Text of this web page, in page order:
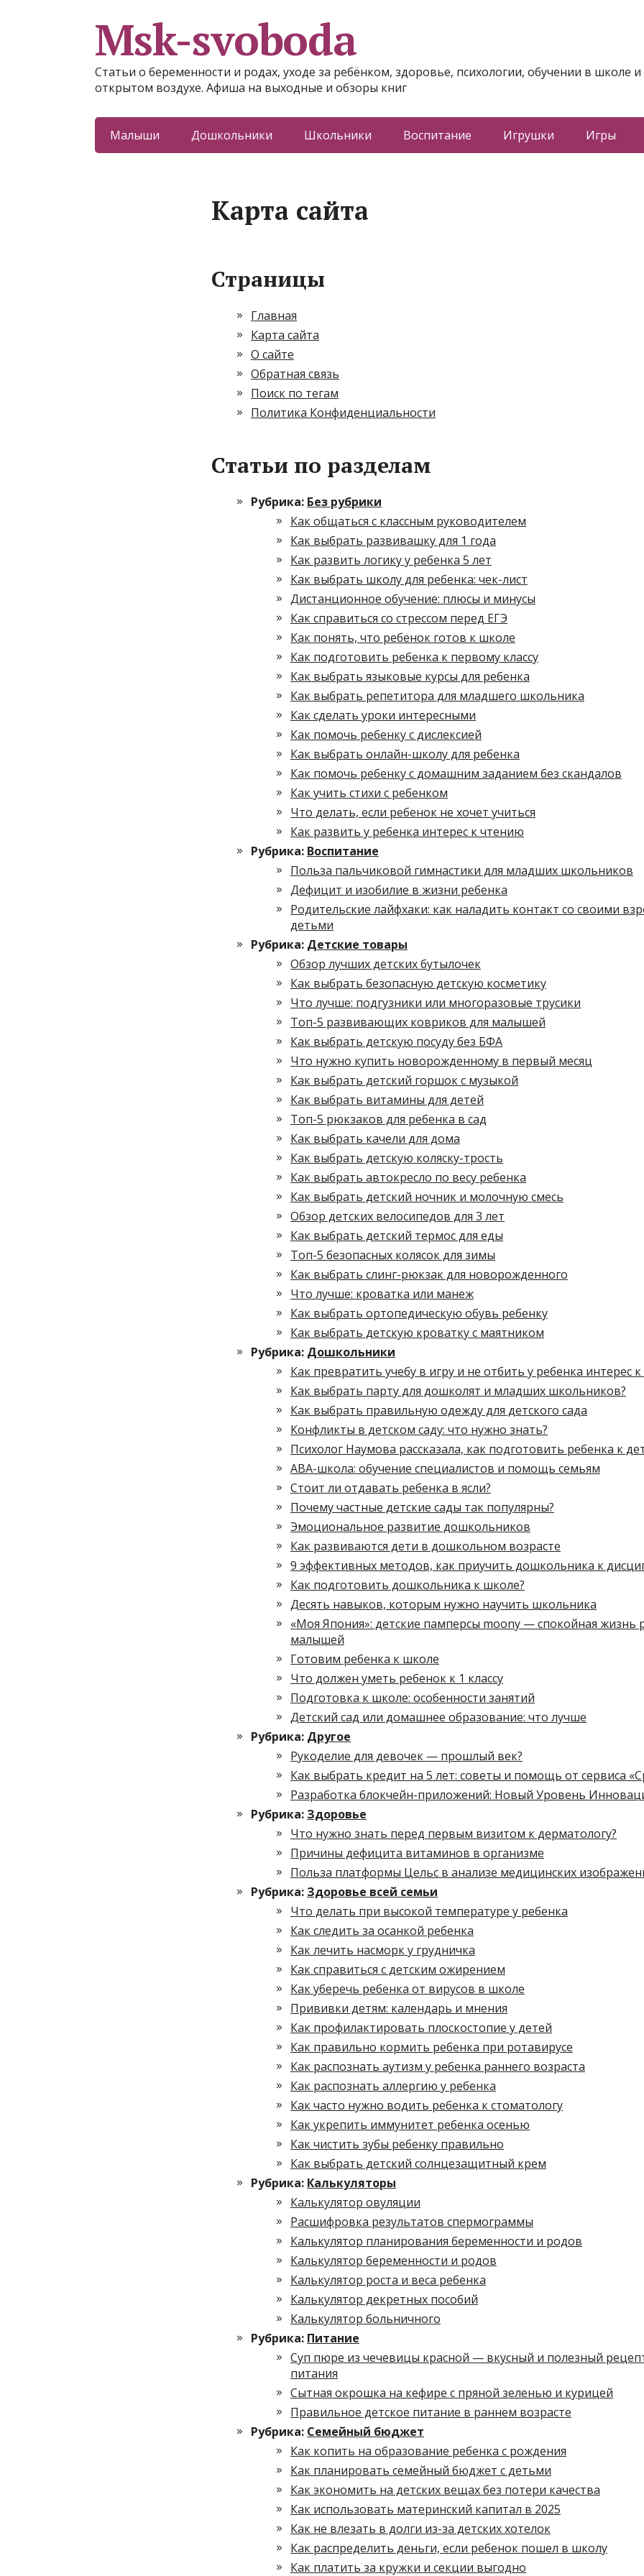
Msk-svoboda
Статьи о беременности и родах, уходе за ребёнком, здоровье, психологии, обучении в школе
открытом воздухе. Афиша на выходные и обзоры книг
Малыши Дошкольники Школьники Воспитание Игрушки Игры
Карта сайта
Страницы
Главная
Карта сайта
О сайте
Обратная связь
Поиск по тегам
Политика Конфиденциальности
Статьи по разделам
Рубрика: Без рубрики
Как общаться с классным руководителем
Как выбрать развивашку для 1 года
Как развить логику у ребенка 5 лет
Как выбрать школу для ребенка: чек-лист
Дистанционное обучение: плюсы и минусы
Как справиться со стрессом перед ЕГЭ
Как понять, что ребенок готов к школе
Как подготовить ребенка к первому классу
Как выбрать языковые курсы для ребенка
Как выбрать репетитора для младшего школьника
Как сделать уроки интересными
Как помочь ребенку с дислексией
Как выбрать онлайн-школу для ребенка
Как помочь ребенку с домашним заданием без скандалов
Как учить стихи с ребенком
Что делать, если ребенок не хочет учиться
Как развить у ребенка интерес к чтению
Рубрика: Воспитание
Польза пальчиковой гимнастики для младших школьников
Дефицит и изобилие в жизни ребенка
Родительские лайфхаки: как наладить контакт со своими
детьми
Рубрика: Детские товары
Обзор лучших детских бутылочек
Как выбрать безопасную детскую косметику
Что лучше: подгузники или многоразовые трусики
Топ-5 развивающих ковриков для малышей
Как выбрать детскую посуду без БФА
Что нужно купить новорожденному в первый месяц
Как выбрать детский горшок с музыкой
Как выбрать витамины для детей
Топ-5 рюкзаков для ребенка в сад
Как выбрать качели для дома
Как выбрать детскую коляску-трость
Как выбрать автокресло по весу ребенка
Как выбрать детский ночник и молочную смесь
Обзор детских велосипедов для 3 лет
Как выбрать детский термос для еды
Топ-5 безопасных колясок для зимы
Как выбрать слинг-рюкзак для новорожденного
Что лучше: кроватка или манеж
Как выбрать ортопедическую обувь ребенку
Как выбрать детскую кроватку с маятником
Рубрика: Дошкольники
Как превратить учебу в игру и не отбить у ребенка интерес
Как выбрать парту для дошколят и младших школьников?
Как выбрать правильную одежду для детского сада
Конфликты в детском саду: что нужно знать?
Психолог Наумова рассказала, как подготовить ребенка к
ABA-школа: обучение специалистов и помощь семьям
Стоит ли отдавать ребенка в ясли?
Почему частные детские сады так популярны?
Эмоциональное развитие дошкольников
Как развиваются дети в дошкольном возрасте
9 эффективных методов, как приучить дошкольника к
Как подготовить дошкольника к школе?
Десять навыков, которым нужно научить школьника
«Моя Япония»: детские памперсы moony — спокойная жизнь
малышей
Готовим ребенка к школе
Что должен уметь ребенок к 1 классу
Подготовка к школе: особенности занятий
Детский сад или домашнее образование: что лучше
Рубрика: Другое
Рукоделие для девочек — прошлый век?
Как выбрать кредит на 5 лет: советы и помощь от сервиса
Разработка блокчейн-приложений: Новый Уровень
Рубрика: Здоровье
Что нужно знать перед первым визитом к дерматологу?
Причины дефицита витаминов в организме
Польза платформы Цельс в анализе медицинских
Рубрика: Здоровье всей семьи
Что делать при высокой температуре у ребенка
Как следить за осанкой ребенка
Как лечить насморк у грудничка
Как справиться с детским ожирением
Как уберечь ребенка от вирусов в школе
Прививки детям: календарь и мнения
Как профилактировать плоскостопие у детей
Как правильно кормить ребенка при ротавирусе
Как распознать аутизм у ребенка раннего возраста
Как распознать аллергию у ребенка
Как часто нужно водить ребенка к стоматологу
Как укрепить иммунитет ребенка осенью
Как чистить зубы ребенку правильно
Как выбрать детский солнцезащитный крем
Рубрика: Калькуляторы
Калькулятор овуляции
Расшифровка результатов спермограммы
Калькулятор планирования беременности и родов
Калькулятор беременности и родов
Калькулятор роста и веса ребенка
Калькулятор декретных пособий
Калькулятор больничного
Рубрика: Питание
Суп пюре из чечевицы красной — вкусный и полезный
питания
Сытная окрошка на кефире с пряной зеленью и курицей
Правильное детское питание в раннем возрасте
Рубрика: Семейный бюджет
Как копить на образование ребенка с рождения
Как планировать семейный бюджет с детьми
Как экономить на детских вещах без потери качества
Как использовать материнский капитал в 2025
Как не влезать в долги из-за детских хотелок
Как распределить деньги, если ребенок пошел в школу
Как платить за кружки и секции выгодно